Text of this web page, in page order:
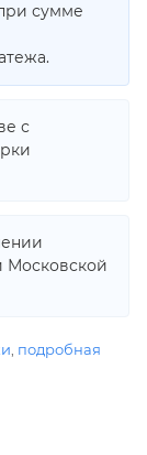
сумме
с
Московской
, подробная